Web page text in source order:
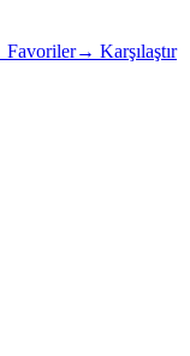
Favoriler→ Karşılaştır